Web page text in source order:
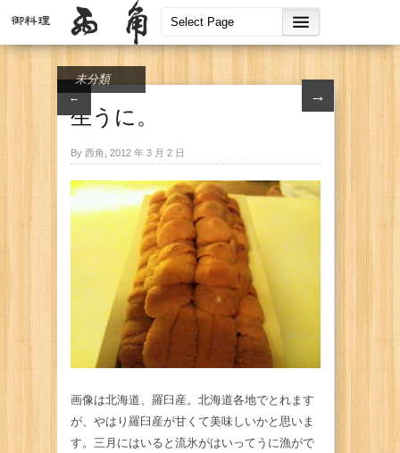
← →
未分類
生うに。
By 西角, 2012 年 3 月 2 日
画像は北海道、羅臼産。北海道各地でとれます
が、やはり羅臼産が甘くて美味しいかと思いま
す。三月にはいると流氷がはいってうに漁がで